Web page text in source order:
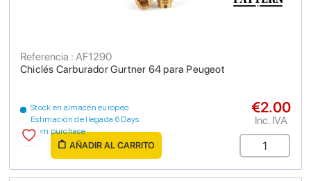
Chiclés Carburador Gurtner 64 para Peugeot
Referencia : AF1290
Stock en almacén europeo
Estimación de llegada 6 Days
from purchase
€2.00
Inc. IVA
AÑADIR AL CARRITO